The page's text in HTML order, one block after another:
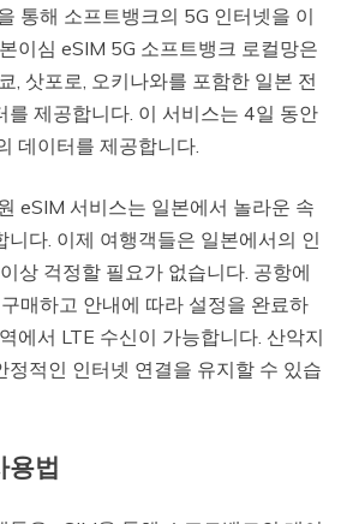
통해 소프트뱅크의 5G 인터넷을 이
이심 eSIM 5G 소프트뱅크 로컬망은
, 삿포로, 오키나와를 포함한 일본 전
를 제공합니다. 이 서비스는 4일 동안
데이터를 제공합니다.
eSIM 서비스는 일본에서 놀라운 속
니다. 이제 여행객들은 일본에서의 인
상 걱정할 필요가 없습니다. 공항에
매하고 안내에 따라 설정을 완료하
에서 LTE 수신이 가능합니다. 산악지
정적인 인터넷 연결을 유지할 수 있습
법